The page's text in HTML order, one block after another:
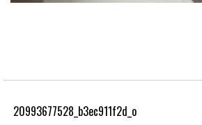
20993677528_b3ec911f2d_o